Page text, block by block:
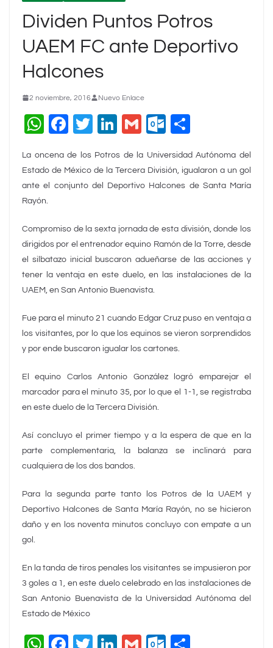
Dividen Puntos Potros
UAEM FC ante Deportivo
Halcones
2 noviembre, 2016 Nuevo Enlace
W
at
s
A
p
F
c
e
o
o
k
T
tt
er
Li
k
e
n
G
ai
l
O
lo
o
c
o
m
m
p
tir
La oncena de los Potros de la Universidad Autónoma del
Estado de México de la Tercera División, igualaron a un gol
ante el conjunto del Deportivo Halcones de Santa María
Rayón.
Compromiso de la sexta jornada de esta división, donde los
dirigidos por el entrenador equino Ramón de la Torre, desde
el silbatazo inicial buscaron adueñarse de las acciones y
tener la ventaja en este duelo, en las instalaciones de la
UAEM, en San Antonio Buenavista.
Fue para el minuto 21 cuando Edgar Cruz puso en ventaja a
los visitantes, por lo que los equinos se vieron sorprendidos
y por ende buscaron igualar los cartones.
El equino Carlos Antonio González logró emparejar el
marcador para el minuto 35, por lo que el 1-1, se registraba
en este duelo de la Tercera División.
Así concluyo el primer tiempo y a la espera de que en la
parte complementaria, la balanza se inclinará para
cualquiera de los dos bandos.
Para la segunda parte tanto los Potros de la UAEM y
Deportivo Halcones de Santa María Rayón, no se hicieron
daño y en los noventa minutos concluyo con empate a un
gol.
En la tanda de tiros penales los visitantes se impusieron por
3 goles a 1, en este duelo celebrado en las instalaciones de
San Antonio Buenavista de la Universidad Autónoma del
Estado de México
W
F
T
Li
G
O